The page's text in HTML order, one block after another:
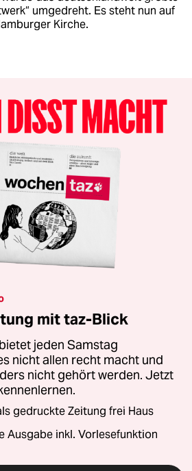
umgedreht. Es steht nun auf
Kirche.
mit taz-Blick
jeden Samstag
nicht allen recht macht und
nicht gehört werden. Jetzt
gedruckte Zeitung frei Haus
Ausgabe inkl. Vorlesefunktion